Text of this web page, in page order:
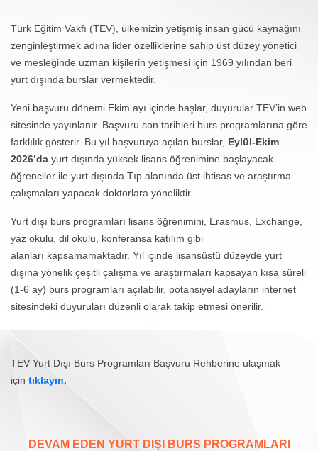
Türk Eğitim Vakfı (TEV), ülkemizin yetişmiş insan gücü kaynağını
zenginleştirmek adına lider özelliklerine sahip üst düzey yönetici
ve mesleğinde uzman kişilerin yetişmesi için 1969 yılından beri
yurt dışında burslar vermektedir.
Yeni başvuru dönemi Ekim ayı içinde başlar, duyurular TEV’in web
sitesinde yayınlanır. Başvuru son tarihleri burs programlarına göre
farklılık gösterir. Bu yıl başvuruya açılan burslar, Eylül-Ekim
2026’da yurt dışında yüksek lisans öğrenimine başlayacak
öğrenciler ile yurt dışında Tıp alanında üst ihtisas ve araştırma
çalışmaları yapacak doktorlara yöneliktir.
Yurt dışı burs programları lisans öğrenimini, Erasmus, Exchange,
yaz okulu, dil okulu, konferansa katılım gibi
alanları kapsamamaktadır. Yıl içinde lisansüstü düzeyde yurt
dışına yönelik çeşitli çalışma ve araştırmaları kapsayan kısa süreli
(1-6 ay) burs programları açılabilir, potansiyel adayların internet
sitesindeki duyuruları düzenli olarak takip etmesi önerilir.
TEV Yurt Dışı Burs Programları Başvuru Rehberine ulaşmak
için tıklayın.
DEVAM EDEN YURT DIŞI BURS PROGRAMLARI